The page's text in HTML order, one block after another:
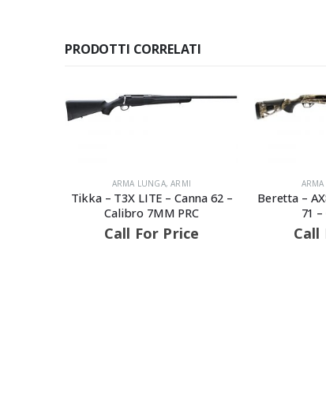
PRODOTTI CORRELATI
ARMA LUNGA,ARMI
Beretta – AX800 MAX7 – Canna
71 – Calibro 12
Call For Price